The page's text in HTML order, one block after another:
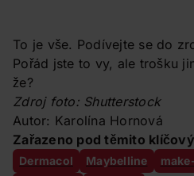
To je vše. Podívejte se do
Pořád jste to vy, ale trošku
že?
Zdroj foto: Shutterstock
Autor: Karolína Hornová
Zařazeno pod těmito
Dermacol Maybelline